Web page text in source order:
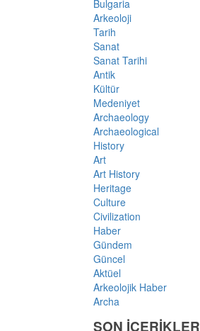
Bulgaria
Arkeoloji
Tarih
Sanat
Sanat Tarihi
Antik
Kültür
Medeniyet
Archaeology
Archaeological
History
Art
Art History
Heritage
Culture
Civilization
Haber
Gündem
Güncel
Aktüel
Arkeolojik Haber
Archa
SON İÇERİKLER